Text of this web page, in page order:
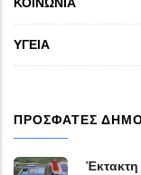
ΥΓΕΙΑ
ΠΡΟΣΦΑΤΕΣ
Έκτακτη